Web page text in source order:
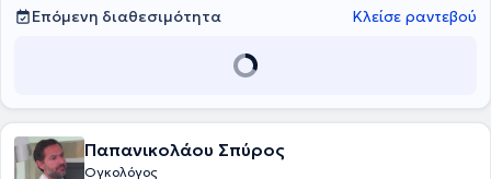
Επόμενη διαθεσιμότητα Κλείσε ραντεβού
Παπανικολάου Σπύρος
Ογκολόγος